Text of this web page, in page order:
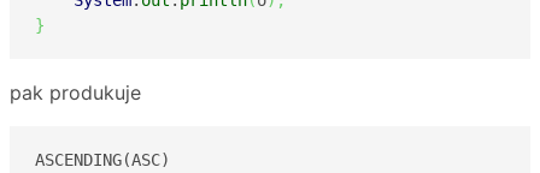
}
pak produkuje
ASCENDING(ASC)